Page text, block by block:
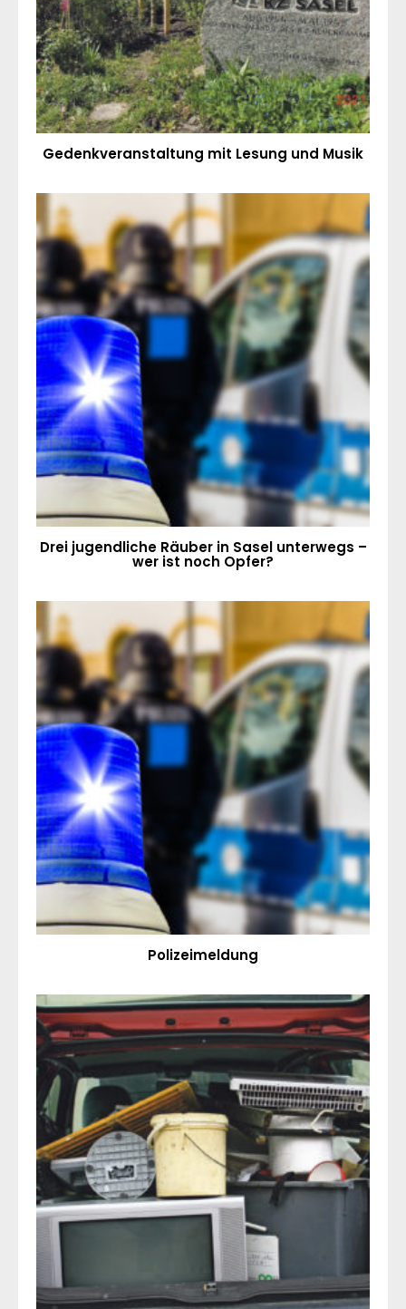
Gedenkveranstaltung mit Lesung und Musik
Drei jugendliche Räuber in Sasel unterwegs –
wer ist noch Opfer?
Polizeimeldung